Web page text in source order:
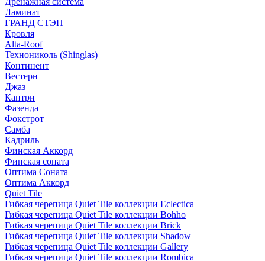
Ламинат
ГРАНД СТЭП
Кровля
Alta-Roof
Технониколь (Shinglas)
Континент
Вестерн
Джаз
Кантри
Фазенда
Фокстрот
Самба
Кадриль
Финская Аккорд
Финская соната
Оптима Соната
Оптима Аккорд
Quiet Tile
Гибкая черепица Quiet Tile коллекции Eclectica
Гибкая черепица Quiet Tile коллекции Bohho
Гибкая черепица Quiet Tile коллекции Brick
Гибкая черепица Quiet Tile коллекции Shadow
Гибкая черепица Quiet Tile коллекции Gallery
Гибкая черепица Quiet Tile коллекции Rombica